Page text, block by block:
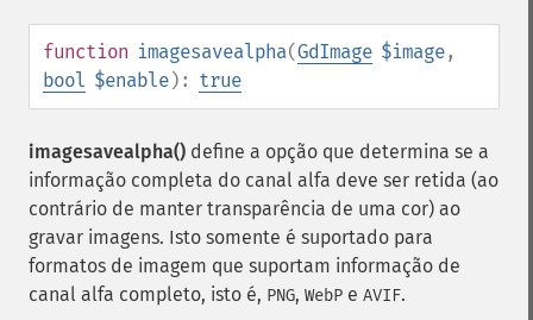
function imagesavealpha(GdImage $image,
bool $enable): true
imagesavealpha() define a opção que determina se a
informação completa do canal alfa deve ser retida (ao
contrário de manter transparência de uma cor) ao
gravar imagens. Isto somente é suportado para
formatos de imagem que suportam informação de
canal alfa completo, isto é, PNG, WebP e AVIF.